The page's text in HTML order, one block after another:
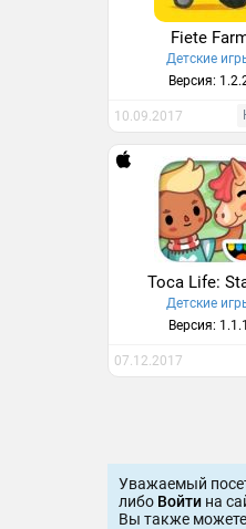
Fiete
Детские
Версия:
10.09.2017
Toca Life:
Детские
Версия: 1.1.1
07.12.2017
Уважаемый
либо Войти на
Вы также